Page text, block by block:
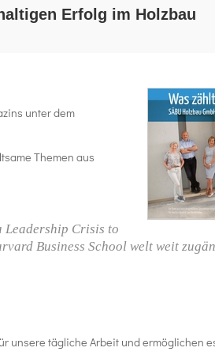
Erfolg im Holzbau
unter dem
Themen aus
Leadership Crisis to
Business School welt­ weit
unsere tägliche Arbeit und ermöglichen